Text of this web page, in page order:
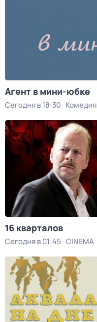
Агент в мини-юбке
Сегодня в 18:30 Комедия
16 кварталов
Сегодня в 01:45 CINEMA